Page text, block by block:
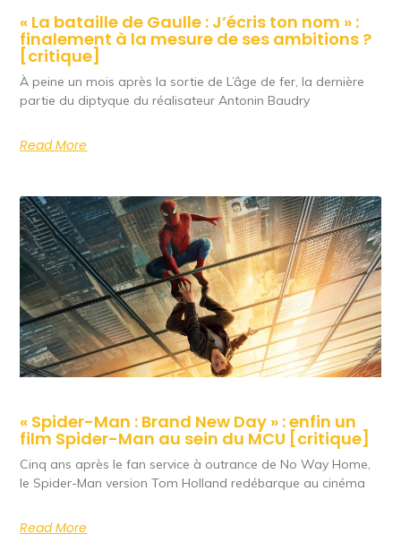
« La bataille de Gaulle : J’écris ton nom » :
finalement à la mesure de ses ambitions ?
[critique]
À peine un mois après la sortie de L’âge de fer, la dernière
partie du diptyque du réalisateur Antonin Baudry
Read More
« Spider-Man : Brand New Day » : enfin un
film Spider-Man au sein du MCU [critique]
Cinq ans après le fan service à outrance de No Way Home,
le Spider-Man version Tom Holland redébarque au cinéma
Read More